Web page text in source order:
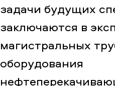
задачи будущих
заключаются в
магистральных
оборудования